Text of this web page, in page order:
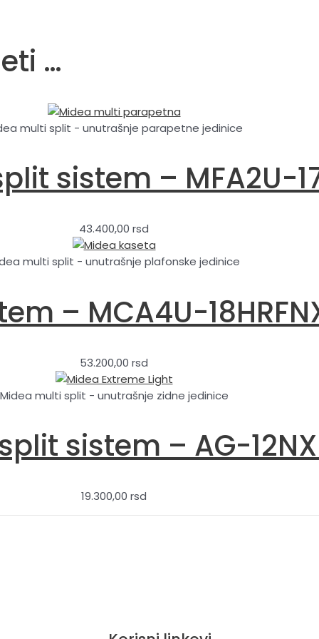
…
multi split - unutrašnje parapetne jedinice
sistem – MFA2U-
43.400,00 rsd
multi split - unutrašnje plafonske jedinice
– MCA4U-
53.200,00 rsd
Midea multi split - unutrašnje zidne jedinice
sistem – AG-
19.300,00 rsd